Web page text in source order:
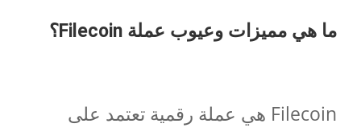
ما هي مميزات وعيوب عملة Filecoin؟
Filecoin هي عملة رقمية تعتمد على